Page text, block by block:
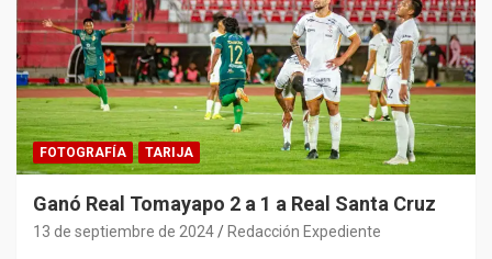
FOTOGRAFÍA TARIJA
Ganó Real Tomayapo 2 a 1 a Real Santa Cruz
13 de septiembre de 2024 Redacción Expediente